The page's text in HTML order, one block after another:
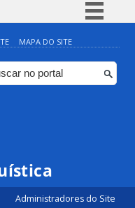
Simplifique!
Comunica BR
Participe
MAPA DO SITE
Administradores do Site